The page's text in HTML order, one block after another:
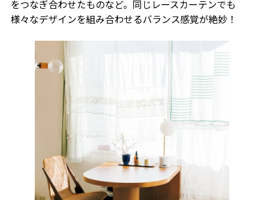
をつなぎ合わせたものなど。同じレースカーテンでも
様々なデザインを組み合わせるバランス感覚が絶妙！